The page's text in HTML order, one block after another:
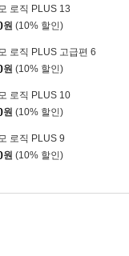
로직 PLUS 13
원 (10% 할인)
로직 PLUS 고급편 6
원 (10% 할인)
로직 PLUS 10
원 (10% 할인)
로직 PLUS 9
원 (10% 할인)